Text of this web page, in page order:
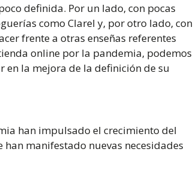
definida. Por un lado, con pocas
como Clarel y, por otro lado, con
frente a otras enseñas referentes
online por la pandemia, podemos
la mejora de la definición de su
han impulsado el crecimiento del
manifestado nuevas necesidades